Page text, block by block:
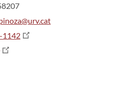
1142